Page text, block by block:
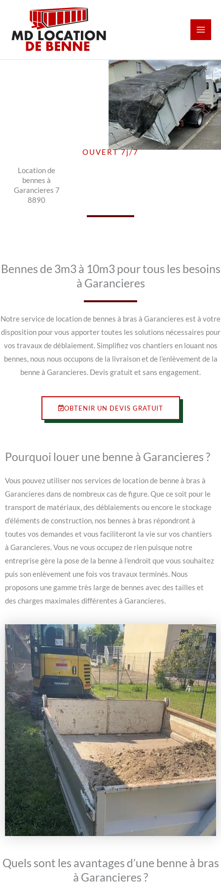
contenu
OUVERT 7j/7
Location de
bennes à
Garancieres 7
8890
Bennes de 3m3 à 10m3 pour tous les besoins
à Garancieres
Notre service de location de bennes à bras à Garancieres est à votre
disposition pour vous apporter toutes les solutions nécessaires pour
vos travaux de déblaiement. Simplifiez vos chantiers en louant nos
bennes, nous nous occupons de la livraison et de l’enlèvement de la
benne à Garancieres. Devis gratuit et sans engagement.
OBTENIR UN DEVIS GRATUIT
Pourquoi louer une benne à Garancieres ?
Vous pouvez utiliser nos services de location de benne à bras à
Garancieres dans de nombreux cas de figure. Que ce soit pour le
transport de matériaux, des déblaiements ou encore le stockage
d’éléments de construction, nos bennes à bras répondront à
toutes vos demandes et vous faciliteront la vie sur vos chantiers
à Garancieres. Vous ne vous occupez de rien puisque notre
entreprise gère la pose de la benne à l’endroit que vous souhaitez
puis son enlèvement une fois vos travaux terminés. Nous
proposons une gamme très large de bennes avec des tailles et
des charges maximales différentes à Garancieres.
Quels sont les avantages d’une benne à bras
à Garancieres ?